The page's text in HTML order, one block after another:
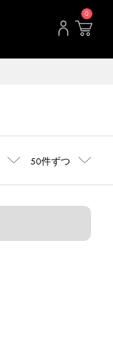
0
50件ずつ